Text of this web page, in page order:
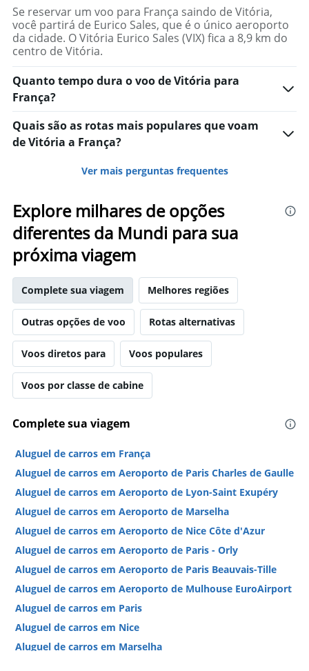
Se reservar um voo para França saindo de Vitória,
você partirá de Eurico Sales, que é o único aeroporto
da cidade. O Vitória Eurico Sales (VIX) fica a 8,9 km do
centro de Vitória.
Quanto tempo dura o voo de Vitória para
França?
Quais são as rotas mais populares que voam
de Vitória a França?
Ver mais perguntas frequentes
Explore milhares de opções
diferentes da Mundi para sua
próxima viagem
Complete sua viagem Melhores regiões
Outras opções de voo Rotas alternativas
Voos diretos para Voos populares
Voos por classe de cabine
Complete sua viagem
Aluguel de carros em França
Aluguel de carros em Aeroporto de Paris Charles de Gaulle
Aluguel de carros em Aeroporto de Lyon-Saint Exupéry
Aluguel de carros em Aeroporto de Marselha
Aluguel de carros em Aeroporto de Nice Côte d'Azur
Aluguel de carros em Aeroporto de Paris - Orly
Aluguel de carros em Aeroporto de Paris Beauvais-Tille
Aluguel de carros em Aeroporto de Mulhouse EuroAirport
Aluguel de carros em Paris
Aluguel de carros em Nice
Aluguel de carros em Marselha